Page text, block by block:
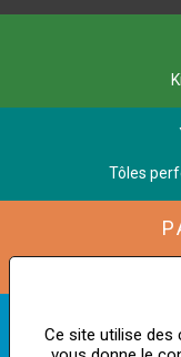
Tôles
Ce site utilise des